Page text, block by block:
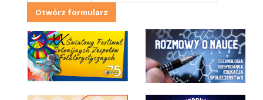
Otwórz formularz